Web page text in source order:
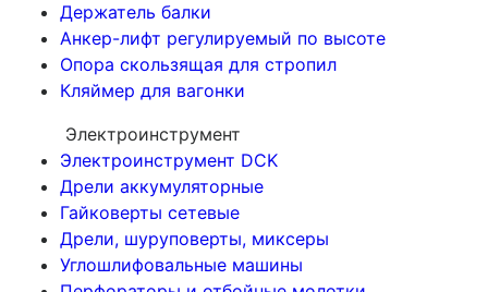
Держатель балки
Анкер-лифт регулируемый по высоте
Опора скользящая для стропил
Кляймер для вагонки
Электроинструмент
Электроинструмент DCK
Дрели аккумуляторные
Гайковерты сетевые
Дрели, шуруповерты, миксеры
Углошлифовальные машины